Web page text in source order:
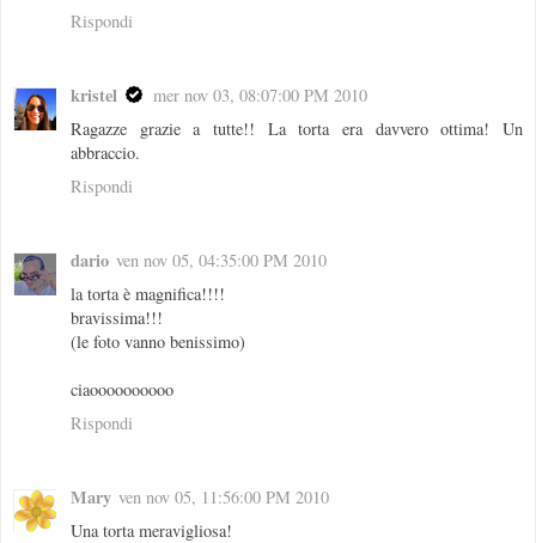
Rispondi
kristel
mer nov 03, 08:07:00 PM 2010
Ragazze grazie a tutte!! La torta era davvero ottima! Un
abbraccio.
Rispondi
dario ven nov 05, 04:35:00 PM 2010
la torta è magnifica!!!!
bravissima!!!
(le foto vanno benissimo)
ciaoooooooooo
Rispondi
Mary ven nov 05, 11:56:00 PM 2010
Una torta meravigliosa!